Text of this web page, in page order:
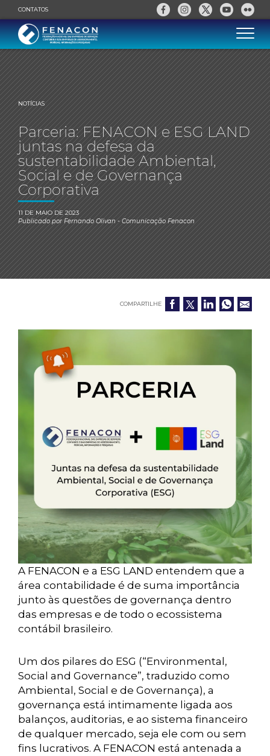
CONTATOS
NOTÍCIAS
Parceria: FENACON e ESG LAND
juntas na defesa da
sustentabilidade Ambiental,
Social e de Governança
Corporativa
11 DE MAIO DE 2023
Publicado porFernando Olivan- Comunicação Fenacon
COMPARTILHE
A FENACON e a ESG LAND entendem que a
área contabilidade é de suma importância
junto às questões de governança dentro
das empresas e de todo o ecossistema
contábil brasileiro.
Um dos pilares do ESG (“Environmental,
Social and Governance”, traduzido como
Ambiental, Social e de Governança), a
governança está intimamente ligada aos
balanços, auditorias, e ao sistema financeiro
de qualquer mercado, seja ele com ou sem
fins lucrativos. A FENACON está antenada a